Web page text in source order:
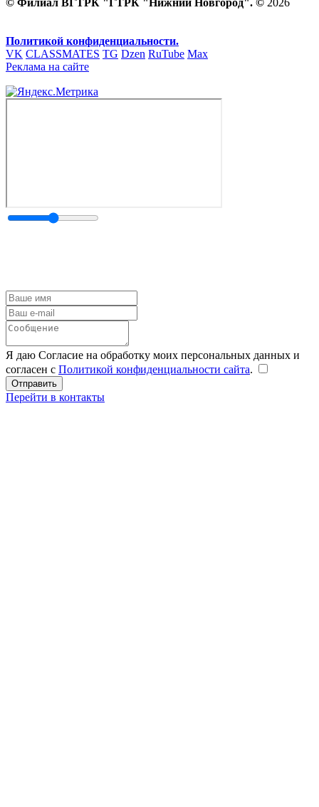
© Филиал ВГТРК "ГТРК "Нижний Новгород". © 2026
Политикой конфиденциальности.
VK CLASSMATES TG Dzen RuTube Max
Реклама на сайте
Я даю Согласие на обработку моих персональных данных и
согласен с Политикой конфиденциальности сайта.
Перейти в контакты